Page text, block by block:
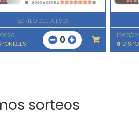
SORTEO DEL JUEVES
2026
0
13/08/
6
sorteos